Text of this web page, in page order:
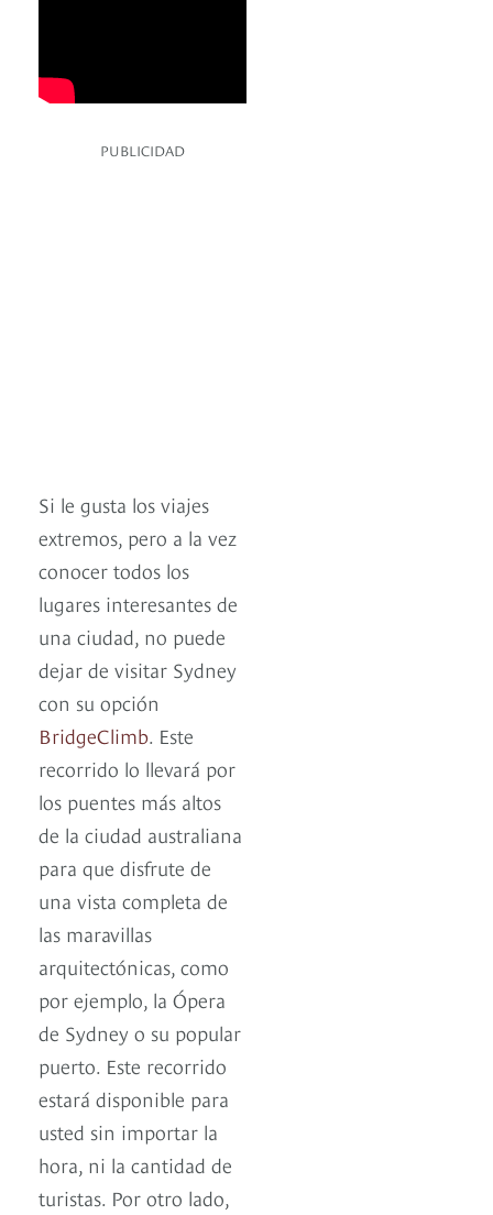
PUBLICIDAD
Si le gusta los viajes
extremos, pero a la vez
conocer todos los
lugares interesantes de
una ciudad, no puede
dejar de visitar Sydney
con su opción
BridgeClimb. Este
recorrido lo llevará por
los puentes más altos
de la ciudad australiana
para que disfrute de
una vista completa de
las maravillas
arquitectónicas, como
por ejemplo, la Ópera
de Sydney o su popular
puerto. Este recorrido
estará disponible para
usted sin importar la
hora, ni la cantidad de
turistas. Por otro lado,